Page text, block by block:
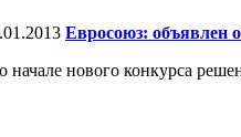
Евросоюз: объявлен
начале нового конкурса